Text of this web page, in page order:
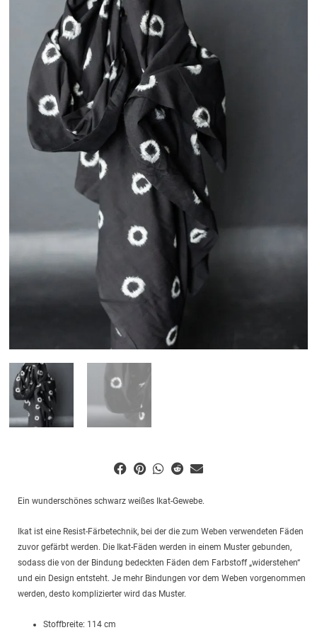
Ein wunderschönes schwarz weißes Ikat-Gewebe.
Ikat ist eine Resist-Färbetechnik, bei der die zum Weben verwendeten Fäden
zuvor gefärbt werden. Die Ikat-Fäden werden in einem Muster gebunden,
sodass die von der Bindung bedeckten Fäden dem Farbstoff „widerstehen“
und ein Design entsteht. Je mehr Bindungen vor dem Weben vorgenommen
werden, desto komplizierter wird das Muster.
Stoffbreite: 114 cm